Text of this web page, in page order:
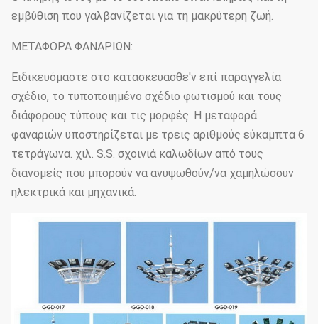
εμβύθιση που γαλβανίζεται για τη μακρύτερη ζωή.
ΜΕΤΑΦΟΡΑ ΦΑΝΑΡΙΩΝ:
Ειδικευόμαστε στο κατασκευασθε'ν επί παραγγελία
σχέδιο, το τυποποιημένο σχέδιο φωτισμού και τους
διάφορους τύπους και τις μορφές. Η μεταφορά
φαναριών υποστηρίζεται με τρεις αριθμούς εύκαμπτα 6
τετράγωνα. χιλ. S.S. σχοινιά καλωδίων από τους
διανομείς που μπορούν να ανυψωθούν/να χαμηλώσουν
ηλεκτρικά και μηχανικά.